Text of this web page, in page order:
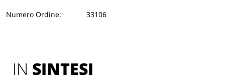
Numero Ordine: 33106
IN SINTESI